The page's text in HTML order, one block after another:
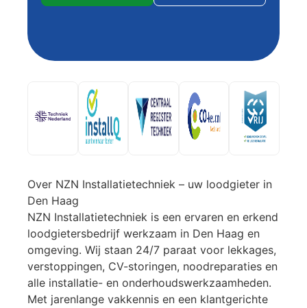
Over NZN Installatietechniek – uw loodgieter in
Den Haag
NZN Installatietechniek is een ervaren en erkend
loodgietersbedrijf werkzaam in Den Haag en
omgeving. Wij staan 24/7 paraat voor lekkages,
verstoppingen, CV-storingen, noodreparaties en
alle installatie- en onderhoudswerkzaamheden.
Met jarenlange vakkennis en een klantgerichte